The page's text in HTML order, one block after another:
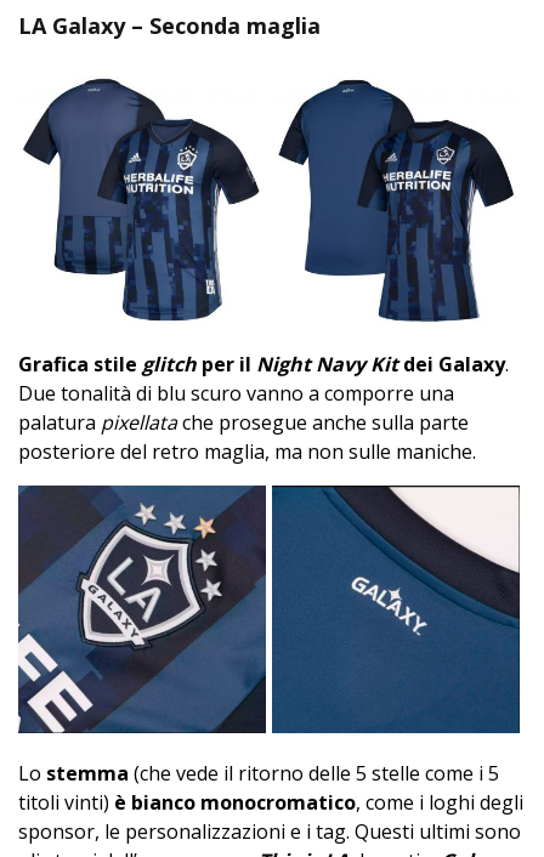
LA Galaxy – Seconda maglia
Grafica stile glitch per il Night Navy Kitdei Galaxy.
Due tonalità di blu scuro vanno a comporre una
palatura pixellatache prosegue anche sulla parte
posteriore del retro maglia, ma non sulle maniche.
Lo stemma (che vede il ritorno delle 5 stelle come i 5
titoli vinti) è bianco monocromatico, come i loghi degli
sponsor, le personalizzazioni e i tag. Questi ultimi sono